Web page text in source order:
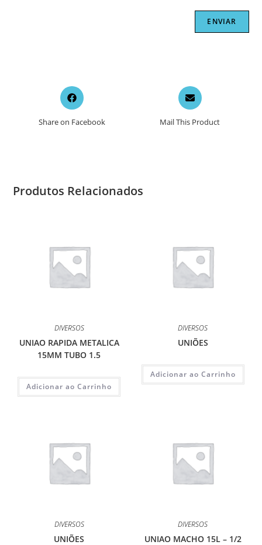
Opens
in
new
Share on Facebook
Opens
in
a
new
Mail This Product
Produtos Relacionados
DIVERSOS
UNIAO RAPIDA METALICA
15MM TUBO 1.5
Adicionar ao Carrinho
DIVERSOS
UNIÕES
Adicionar ao Carrinho
DIVERSOS
UNIÕES
DIVERSOS
UNIAO MACHO 15L – 1/2